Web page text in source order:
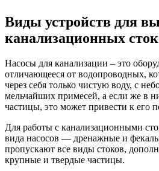
Виды устройств для
канализационных
Насосы для канализации – это
отличающееся от водопроводных,
через себя только чистую воду, с
мельчайших примесей, а если же в
частицы, это может привести к его
Для работы с канализационными
вида насосов — дренажные и
пропускают все виды стоков,
крупные и твердые частицы.